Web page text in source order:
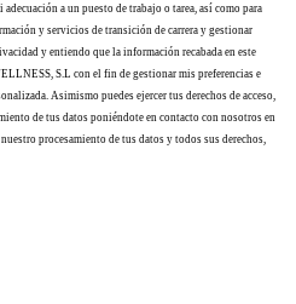
a un puesto de trabajo o tarea, así como para
y servicios de transición de carrera y gestionar
y entiendo que la información recabada en este
S.L con el fin de gestionar mis preferencias e
Asimismo puedes ejercer tus derechos de acceso,
de tus datos poniéndote en contacto con nosotros en
procesamiento de tus datos y todos sus derechos,